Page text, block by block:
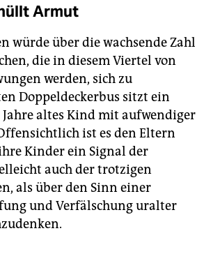
Armut
würde über die wachsende Zahl
die in diesem Viertel von
werden, sich zu
Doppeldeckerbus sitzt ein
Jahre altes Kind mit aufwendiger
ist es den Eltern
Kinder ein Signal der
auch der trotzigen
als über den Sinn einer
und Verfälschung uralter